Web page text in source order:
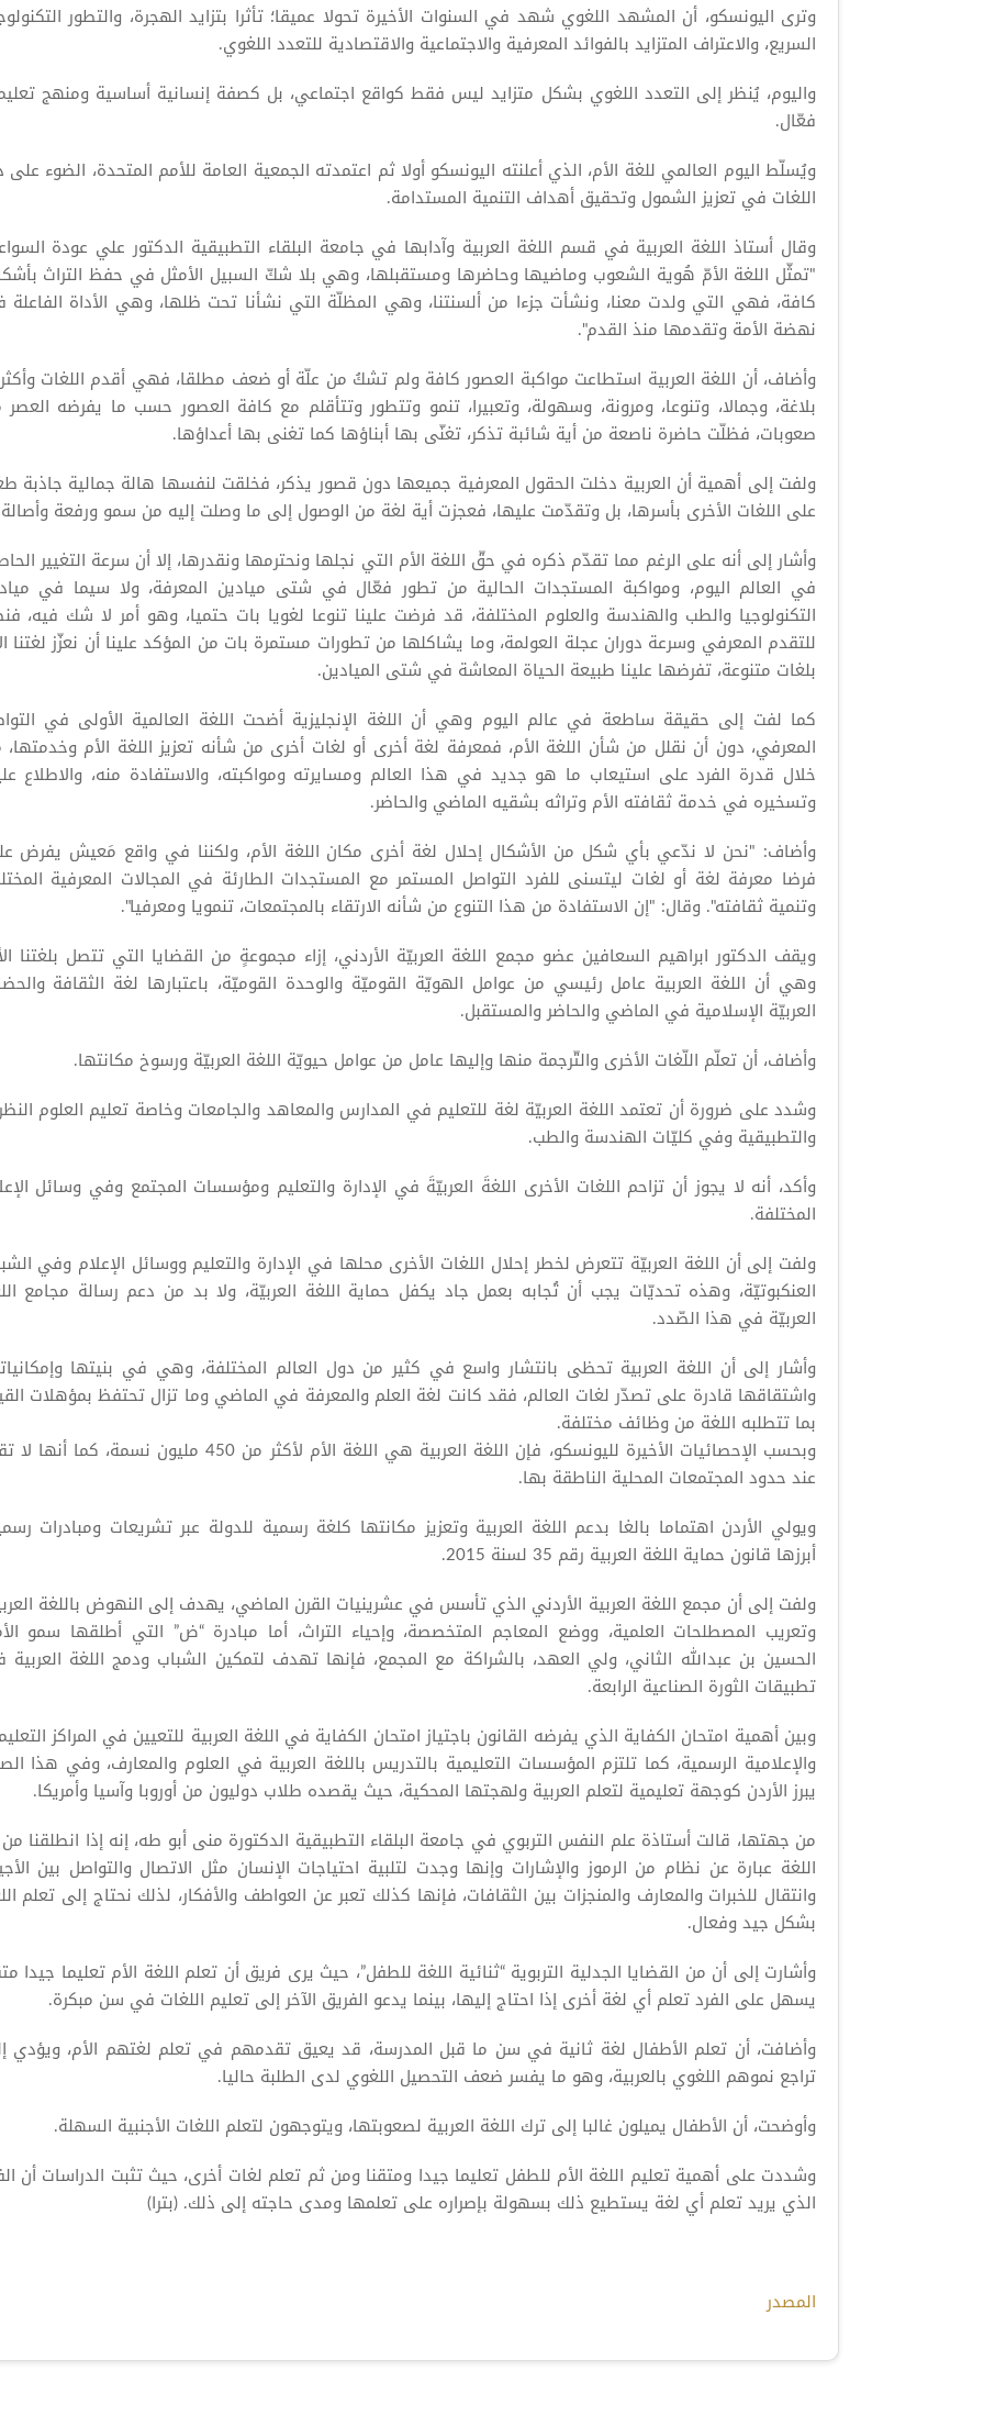
وترى اليونسكو، أن المشهد اللغوي شهد في السنوات الأخيرة تحولا عميقا؛ تأثرا بتزايد الهجرة، والتطور
السريع، والاعتراف المتزايد بالفوائد المعرفية والاجتماعية والاقتصادية للتعدد اللغوي.
واليوم، يُنظر إلى التعدد اللغوي بشكل متزايد ليس فقط كواقع اجتماعي، بل كصفة إنسانية أساسية ومنهج
فعّال.
ويُسلّط اليوم العالمي للغة الأم، الذي أعلنته اليونسكو أولا ثم اعتمدته الجمعية العامة للأمم المتحدة، الضوء على
اللغات في تعزيز الشمول وتحقيق أهداف التنمية المستدامة.
وقال أستاذ اللغة العربية في قسم اللغة العربية وآدابها في جامعة البلقاء التطبيقية الدكتور علي عودة
"تمثّل اللغة الأمّ هُوية الشعوب وماضيها وحاضرها ومستقبلها، وهي بلا شكّ السبيل الأمثل في حفظ التراث
كافة، فهي التي ولدت معنا، ونشأت جزءا من ألسنتنا، وهي المظلّة التي نشأنا تحت ظلها، وهي الأداة
نهضة الأمة وتقدمها منذ القدم".
وأضاف، أن اللغة العربية استطاعت مواكبة العصور كافة ولم تشكُ من علّة أو ضعف مطلقا، فهي أقدم اللغات
بلاغة، وجمالا، وتنوعا، ومرونة، وسهولة، وتعبيرا، تنمو وتتطور وتتأقلم مع كافة العصور حسب ما يفرضه
صعوبات، فظلّت حاضرة ناصعة من أية شائبة تذكر، تغنّى بها أبناؤها كما تغنى بها أعداؤها.
ولفت إلى أهمية أن العربية دخلت الحقول المعرفية جميعها دون قصور يذكر، فخلقت لنفسها هالة جمالية جاذبة
على اللغات الأخرى بأسرها، بل وتقدّمت عليها، فعجزت أية لغة من الوصول إلى ما وصلت إليه من سمو ورفعة
وأشار إلى أنه على الرغم مما تقدّم ذكره في حقّ اللغة الأم التي نجلها ونحترمها ونقدرها، إلا أن سرعة التغيير
في العالم اليوم، ومواكبة المستجدات الحالية من تطور فعّال في شتى ميادين المعرفة، ولا سيما في
التكنولوجيا والطب والهندسة والعلوم المختلفة، قد فرضت علينا تنوعا لغويا بات حتميا، وهو أمر لا شك فيه،
للتقدم المعرفي وسرعة دوران عجلة العولمة، وما يشاكلها من تطورات مستمرة بات من المؤكد علينا أن نعزّز لغتنا
بلغات متنوعة، تفرضها علينا طبيعة الحياة المعاشة في شتى الميادين.
كما لفت إلى حقيقة ساطعة في عالم اليوم وهي أن اللغة الإنجليزية أضحت اللغة العالمية الأولى في
المعرفي، دون أن نقلل من شأن اللغة الأم، فمعرفة لغة أخرى أو لغات أخرى من شأنه تعزيز اللغة الأم
خلال قدرة الفرد على استيعاب ما هو جديد في هذا العالم ومسايرته ومواكبته، والاستفادة منه، والاطلاع
وتسخيره في خدمة ثقافته الأم وتراثه بشقيه الماضي والحاضر.
وأضاف: "نحن لا ندّعي بأي شكل من الأشكال إحلال لغة أخرى مكان اللغة الأم، ولكننا في واقع مَعيش يفرض
فرضا معرفة لغة أو لغات ليتسنى للفرد التواصل المستمر مع المستجدات الطارئة في المجالات المعرفية
وتنمية ثقافته". وقال: "إن الاستفادة من هذا التنوع من شأنه الارتقاء بالمجتمعات، تنمويا ومعرفيا".
ويقف الدكتور ابراهيم السعافين عضو مجمع اللغة العربيّة الأردني، إزاء مجموعةٍ من القضايا التي تتصل بلغتنا
وهي أن اللغة العربية عامل رئيسي من عوامل الهويّة القوميّة والوحدة القوميّة، باعتبارها لغة الثقافة
العربيّة الإسلامية في الماضي والحاضر والمستقبل.
وأضاف، أن تعلّم اللّغات الأخرى والتّرجمة منها وإليها عامل من عوامل حيويّة اللغة العربيّة ورسوخ مكانتها.
وشدد على ضرورة أن تعتمد اللغة العربيّة لغة للتعليم في المدارس والمعاهد والجامعات وخاصة تعليم العلوم
والتطبيقية وفي كليّات الهندسة والطب.
وأكد، أنه لا يجوز أن تزاحم اللغات الأخرى اللغةَ العربيّةَ في الإدارة والتعليم ومؤسسات المجتمع وفي وسائل
المختلفة.
ولفت إلى أن اللغة العربيّة تتعرض لخطر إحلال اللغات الأخرى محلها في الإدارة والتعليم ووسائل الإعلام وفي
العنكبوتيّة، وهذه تحديّات يجب أن تُجابه بعمل جاد يكفل حماية اللغة العربيّة، ولا بد من دعم رسالة مجامع
العربيّة في هذا الصّدد.
وأشار إلى أن اللغة العربية تحظى بانتشار واسع في كثير من دول العالم المختلفة، وهي في بنيتها
واشتقاقها قادرة على تصدّر لغات العالم، فقد كانت لغة العلم والمعرفة في الماضي وما تزال تحتفظ بمؤهلات
بما تتطلبه اللغة من وظائف مختلفة.
وبحسب الإحصائيات الأخيرة لليونسكو، فإن اللغة العربية هي اللغة الأم لأكثر من 450 مليون نسمة، كما
عند حدود المجتمعات المحلية الناطقة بها.
ويولي الأردن اهتماما بالغا بدعم اللغة العربية وتعزيز مكانتها كلغة رسمية للدولة عبر تشريعات ومبادرات
أبرزها قانون حماية اللغة العربية رقم 35 لسنة 2015.
ولفت إلى أن مجمع اللغة العربية الأردني الذي تأسس في عشرينيات القرن الماضي، يهدف إلى النهوض باللغة
وتعريب المصطلحات العلمية، ووضع المعاجم المتخصصة، وإحياء التراث، أما مبادرة “ض” التي أطلقها سمو
الحسين بن عبدالله الثاني، ولي العهد، بالشراكة مع المجمع، فإنها تهدف لتمكين الشباب ودمج اللغة
تطبيقات الثورة الصناعية الرابعة.
وبين أهمية امتحان الكفاية الذي يفرضه القانون باجتياز امتحان الكفاية في اللغة العربية للتعيين في المراكز
والإعلامية الرسمية، كما تلتزم المؤسسات التعليمية بالتدريس باللغة العربية في العلوم والمعارف، وفي هذا
يبرز الأردن كوجهة تعليمية لتعلم العربية ولهجتها المحكية، حيث يقصده طلاب دوليون من أوروبا وآسيا وأمريكا.
من جهتها، قالت أستاذة علم النفس التربوي في جامعة البلقاء التطبيقية الدكتورة منى أبو طه، إنه إذا انطلقنا
اللغة عبارة عن نظام من الرموز والإشارات وإنها وجدت لتلبية احتياجات الإنسان مثل الاتصال والتواصل بين
وانتقال للخبرات والمعارف والمنجزات بين الثقافات، فإنها كذلك تعبر عن العواطف والأفكار، لذلك نحتاج إلى تعلم
بشكل جيد وفعال.
وأشارت إلى أن من القضايا الجدلية التربوية “ثنائية اللغة للطفل”، حيث يرى فريق أن تعلم اللغة الأم تعليما جيدا
يسهل على الفرد تعلم أي لغة أخرى إذا احتاج إليها، بينما يدعو الفريق الآخر إلى تعليم اللغات في سن مبكرة.
وأضافت، أن تعلم الأطفال لغة ثانية في سن ما قبل المدرسة، قد يعيق تقدمهم في تعلم لغتهم الأم، ويؤدي
تراجع نموهم اللغوي بالعربية، وهو ما يفسر ضعف التحصيل اللغوي لدى الطلبة حاليا.
وأوضحت، أن الأطفال يميلون غالبا إلى ترك اللغة العربية لصعوبتها، ويتوجهون لتعلم اللغات الأجنبية السهلة.
وشددت على أهمية تعليم اللغة الأم للطفل تعليما جيدا ومتقنا ومن ثم تعلم لغات أخرى، حيث تثبت الدراسات أن
الذي يريد تعلم أي لغة يستطيع ذلك بسهولة بإصراره على تعلمها ومدى حاجته إلى ذلك. (بترا)
المصدر